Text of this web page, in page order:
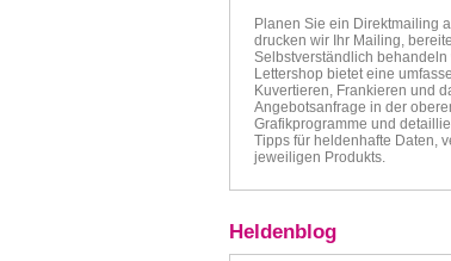
Planen Sie ein Direktmailing
drucken wir Ihr Mailing,
Selbstverständlich
Lettershop bietet eine
Kuvertieren, Frankieren und
Angebotsanfrage in der
Grafikprogramme und
Tipps für heldenhafte Daten,
jeweiligen Produkts.
Heldenblog